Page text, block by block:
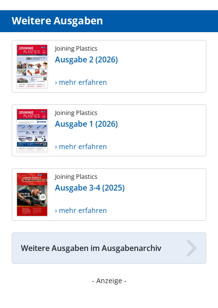
Weitere Ausgaben
Joining Plastics
Ausgabe 2 (2026)
› mehr erfahren
Joining Plastics
Ausgabe 1 (2026)
› mehr erfahren
Joining Plastics
Ausgabe 3-4 (2025)
› mehr erfahren
Weitere Ausgaben im Ausgabenarchiv
- Anzeige -